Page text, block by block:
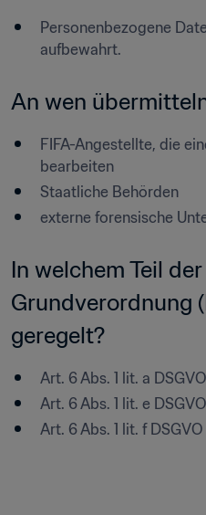
Personenbezogene
aufbewahrt.
An wen
FIFA-Angestellte, die
bearbeiten
Staatliche Behörden
externe forensische
In welchem Teil
Grundverordnung
geregelt?
Art. 6 Abs. 1 lit. a
Art. 6 Abs. 1 lit. e
Art. 6 Abs. 1 lit. f